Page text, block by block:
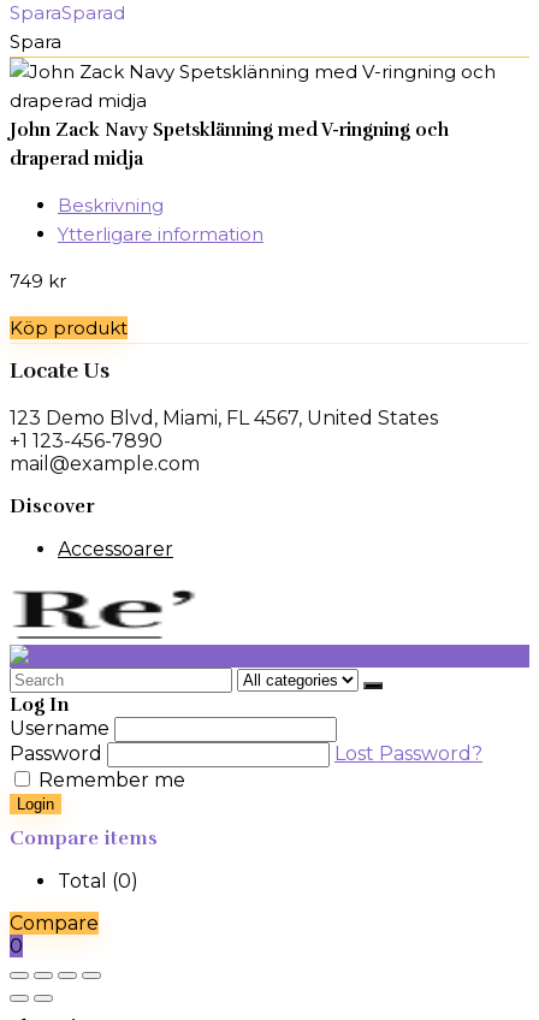
SparaSparad
Spara
John Zack Navy Spetsklänning med V-ringning och
draperad midja
Beskrivning
Ytterligare information
749 kr
Köp produkt
Locate Us
123 Demo Blvd, Miami, FL 4567, United States
+1 123-456-7890
mail@example.com
Discover
Accessoarer
Search
for:
Log In
Username
Password
Lost Password?
Remember me
Login
Compare items
Total (0)
Compare
0